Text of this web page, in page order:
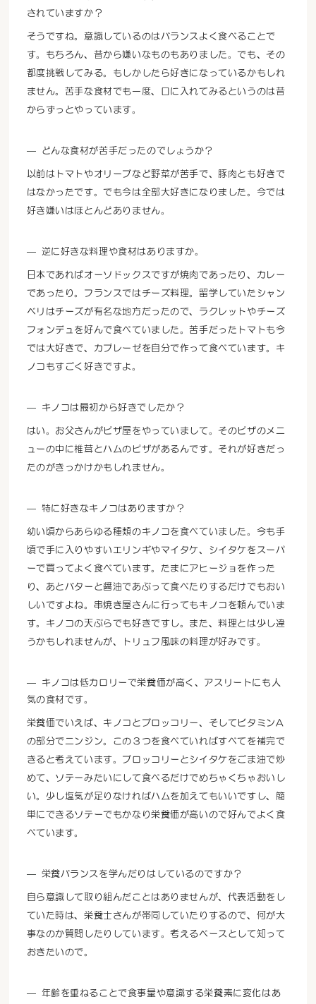
されていますか？
そうですね。意識しているのはバランスよく食べることで
す。もちろん、昔から嫌いなものもありました。でも、その
都度挑戦してみる。もしかしたら好きになっているかもしれ
ません。苦手な食材でも一度、口に入れてみるというのは昔
からずっとやっています。
どんな食材が苦手だったのでしょうか？
以前はトマトやオリーブなど野菜が苦手で、豚肉とも好きで
はなかったです。でも今は全部大好きになりました。今では
好き嫌いはほとんどありません。
逆に好きな料理や食材はありますか。
日本であればオーソドックスですが焼肉であったり、カレー
であったり。フランスではチーズ料理。留学していたシャン
ベリはチーズが有名な地方だったので、ラクレットやチーズ
フォンデュを好んで食べていました。苦手だったトマトも今
では大好きで、カプレーゼを自分で作って食べています。キ
ノコもすごく好きですよ。
キノコは最初から好きでしたか？
はい。お父さんがピザ屋をやっていまして。そのピザのメニ
ューの中に椎茸とハムのピザがあるんです。それが好きだっ
たのがきっかけかもしれません。
特に好きなキノコはありますか？
幼い頃からあらゆる種類のキノコを食べていました。今も手
頃で手に入りやすいエリンギやマイタケ、シイタケをスーパ
ーで買ってよく食べています。たまにアヒージョを作った
り、あとバターと醤油であぶって食べたりするだけでもおい
しいですよね。串焼き屋さんに行ってもキノコを頼んでいま
す。キノコの天ぷらでも好きですし。また、料理とは少し違
うかもしれませんが、トリュフ風味の料理が好みです。
キノコは低カロリーで栄養価が高く、アスリートにも人
気の食材です。
栄養価でいえば、キノコとブロッコリー、そしてビタミンA
の部分でニンジン。この３つを食べていればすべてを補完で
きると考えています。ブロッコリーとシイタケをごま油で炒
めて、ソテーみたいにして食べるだけでめちゃくちゃおいし
い。少し塩気が足りなければハムを加えてもいいですし、簡
単にできるソテーでもかなり栄養価が高いので好んでよく食
べています。
栄養バランスを学んだりはしているのですか？
自ら意識して取り組んだことはありませんが、代表活動をし
ていた時は、栄養士さんが帯同していたりするので、何が大
事なのか質問したりしています。考えるベースとして知って
おきたいので。
年齢を重ねることで食事量や意識する栄養素に変化はあ